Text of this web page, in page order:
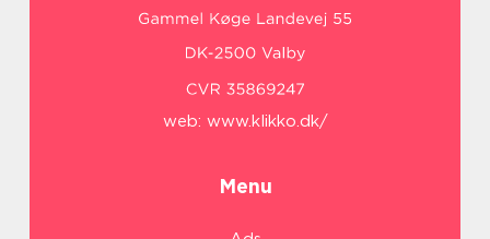
web: www.klikko.dk/
Menu